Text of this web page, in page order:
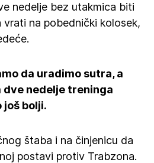
nedelje bez utakmica biti
vrati na pobednički kolosek,
da uradimo sutra, a
dve nedelje treninga
još bolji.
štaba i na činjenicu da
postavi protiv Trabzona.